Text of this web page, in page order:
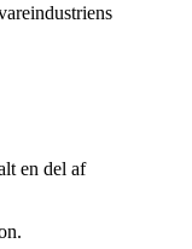
en del af